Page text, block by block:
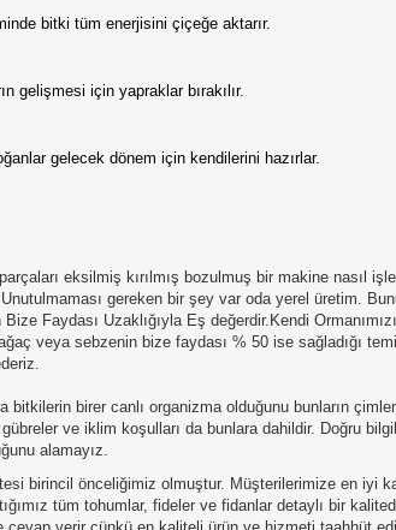
bitki tüm enerjisini çiçeğe aktarır.
gelişmesi için yapraklar bırakılır.
gelecek dönem için kendilerini hazırlar.
eksilmiş kırılmış bozulmuş bir makine
gereken bir şey var oda yerel üretim.
Faydası Uzaklığıyla Eş değerdir.Kendi
veya sebzenin bize faydası % 50 ise sağladığı
bitkilerin birer canlı organizma olduğunu bunların
ve iklim koşulları da bunlara dahildir. Doğru
alamayız.
birincil önceliğimiz olmuştur. Müşterilerimize en iyi
tüm tohumlar, fideler ve fidanlar detaylı bir